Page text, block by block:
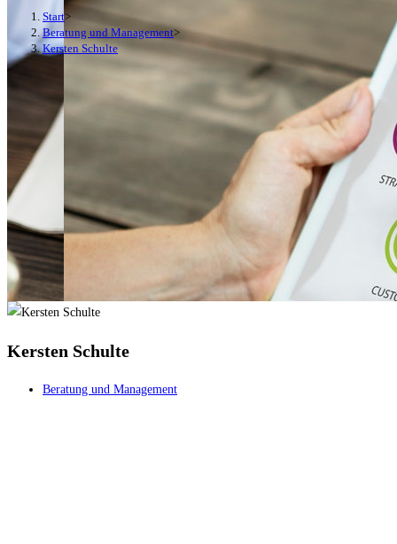
Start>
Beratung und Management>
Kersten Schulte
Kersten Schulte
Beratung und Management